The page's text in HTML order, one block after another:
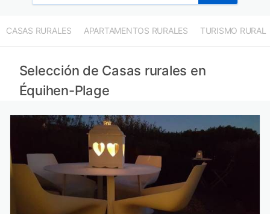
CASAS RURALES APARTAMENTOS RURALES TURISMO RURAL
Selección de Casas rurales en
Équihen-Plage